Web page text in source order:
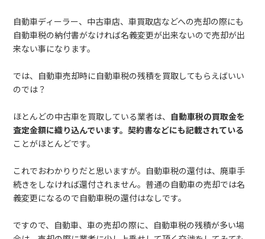
自動車ディーラー、中古車店、車買取店などへの売却の際にも
自動車税の納付書がなければ名義変更が出来ないので売却が出
来ない事になります。
では、自動車売却時に自動車税の残積を買取してもらえばいい
のでは？
ほとんどの中古車を買取している業者は、 自動車税の買取金を
査定金額に織り込んでいます。契約書などにも記載されている
ことがほとんどです。
これでおわかりりだと思いますが。自動車税の還付は、廃車手
続きをしなければ還付されません。普通の自動車の売却では名
義変更になるので自動車税の還付はなしです。
ですので、自動車、車の売却の際に、自動車税の残積が多い場